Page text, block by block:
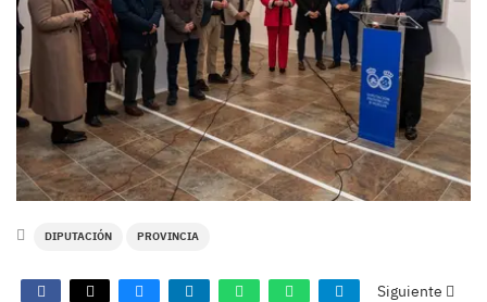
DIPUTACIÓN PROVINCIA
Siguiente